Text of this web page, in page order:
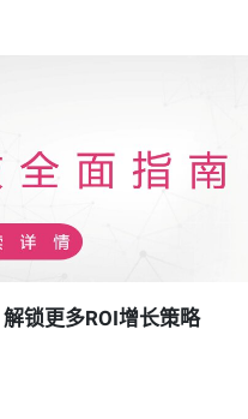
解锁更多ROI增长策略